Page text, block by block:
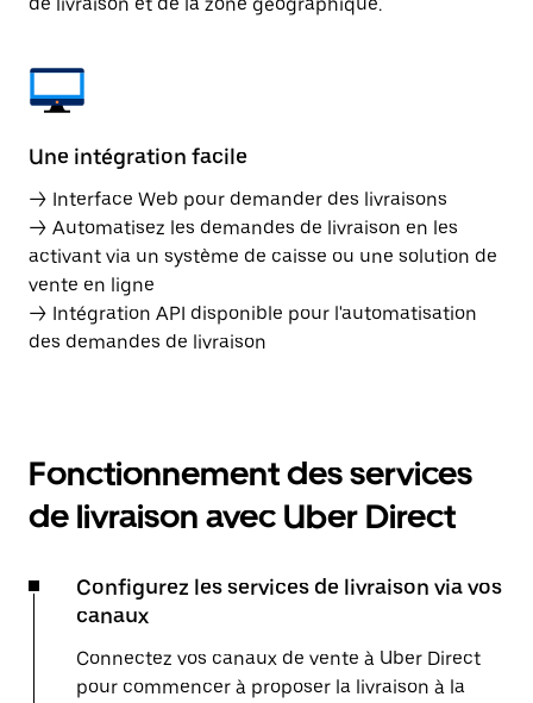
Une intégration facile
→ Interface Web pour demander des livraisons
→ Automatisez les demandes de livraison en les
activant via un système de caisse ou une solution de
vente en ligne
→ Intégration API disponible pour l'automatisation
des demandes de livraison
Fonctionnement des services
de livraison avec Uber Direct
Configurez les services de livraison via vos
canaux
Connectez vos canaux de vente à Uber Direct
pour commencer à proposer la livraison à la